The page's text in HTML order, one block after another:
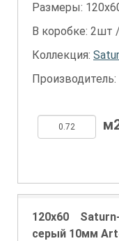
Размеры:
В коробке: 2шт
Коллекция:
Производитель:
120x60
серый 10мм